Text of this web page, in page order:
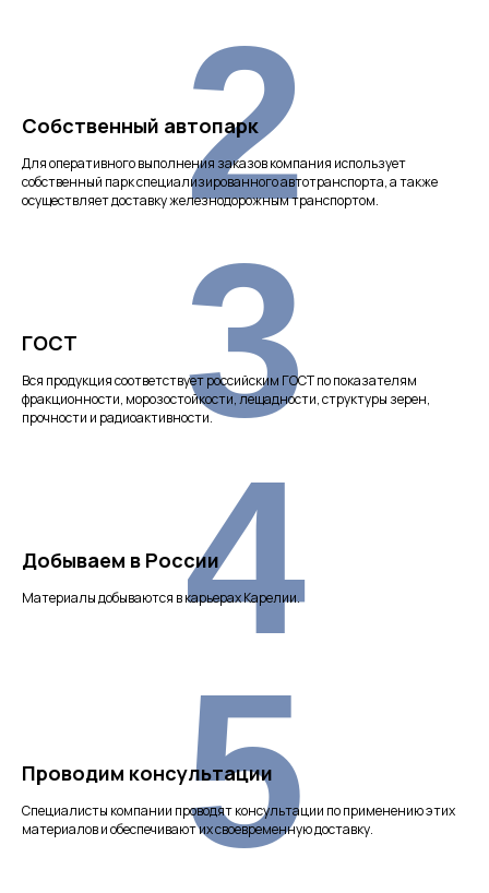
Собственный автопарк
Для оперативного выполнения заказов компания использует
собственный парк специализированного автотранспорта, а также
осуществляет доставку железнодорожным транспортом.
2
ГОСТ
Вся продукция соответствует российским ГОСТ по показателям
фракционности, морозостойкости, лещадности, структуры зерен,
прочности и радиоактивности.3
Добываем в России
Материалы добываются в карьерах Карелии.
4
Проводим консультации
Специалисты компании проводят консультации по применению этих
материалов и обеспечивают их своевременную доставку.
5